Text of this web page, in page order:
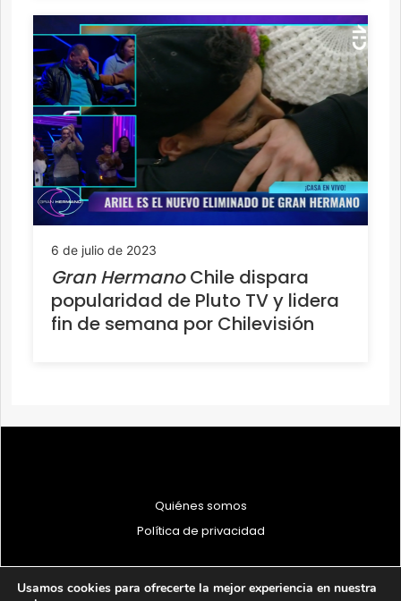
6 de julio de 2023
Gran HermanoChile dispara
popularidad de Pluto TV y lidera
fin de semana por Chilevisión
Quiénes somos
Política de privacidad
Usamos cookies para ofrecerte la mejor experiencia en nuestra